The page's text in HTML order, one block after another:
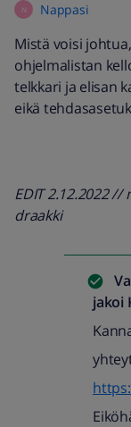
N Nappasi
Mistä voisi
ohjelmalistan
telkkari ja elisan
eikä
EDIT 2.12.2022
draakki
jakoi